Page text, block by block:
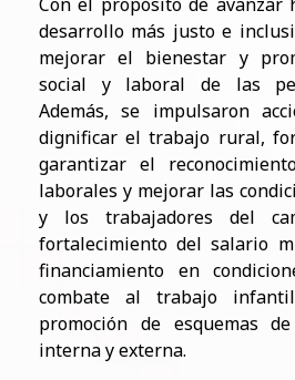
desarrollo más justo e
mejorar el bienestar y
social y laboral de las
Además, se impulsaron
dignificar el trabajo rural,
garantizar el
laborales y mejorar las
y los trabajadores del
fortalecimiento del salario
financiamiento en
combate al trabajo
promoción de esquemas
interna y externa.